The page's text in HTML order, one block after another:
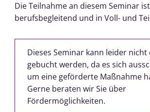
Die Teilnahme an diesem Seminar ist
berufsbegleitend und in Voll- und
Dieses Seminar kann leider nicht
gebucht werden, da es sich
um eine geförderte Maßnahme
Gerne beraten wir Sie über
Fördermöglichkeiten.